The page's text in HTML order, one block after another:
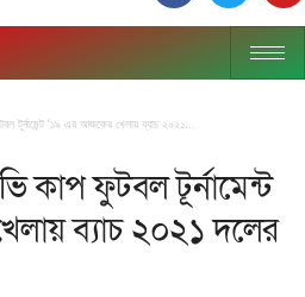
টূর্নামেন্ট ‘১৯ এর আজকের খেলায় ব্যাচ ২০২১...
কাপ ফুটবল টূর্নামেন্ট
ব্যাচ ২০২১ দলের